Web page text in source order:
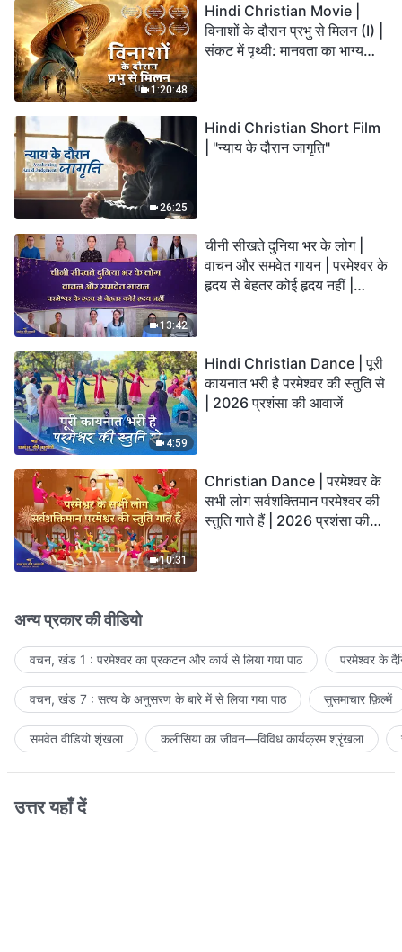
1:20:48
Hindi Christian Movie |
विनाशों के दौरान प्रभु से मिलन (I) |
संकट में पृथ्वी: मानवता का भाग्य
26:25
Hindi Christian Short Film
| "न्याय के दौरान जागृति"
13:42
चीनी सीखते दुनिया भर के लोग |
वाचन और समवेत गायन | परमेश्वर के
हृदय से बेहतर कोई हृदय नहीं |
4:59
Hindi Christian Dance | पूरी
कायनात भरी है परमेश्वर की स्तुति से
| 2026 प्रशंसा की आवाजें
10:31
Christian Dance | परमेश्वर के
सभी लोग सर्वशक्तिमान परमेश्वर की
स्तुति गाते हैं | 2026 प्रशंसा की
अन्य प्रकार की वीडियो
वचन, खंड 1 : परमेश्वर का प्रकटन और कार्य से लिया गया पाठ परमेश्वर के
वचन, खंड 7 : सत्य के अनुसरण के बारे में से लिया गया पाठ सुसमाचार फ़िल्में
समवेत वीडियो शृंखला कलीसिया का जीवन—विविध कार्यक्रम श्रृंखला
उत्तर यहाँ दें